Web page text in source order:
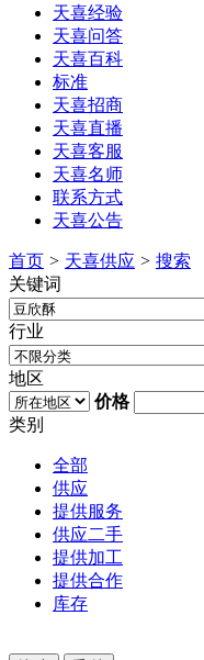
天喜经验
天喜问答
天喜百科
标准
天喜招商
天喜直播
天喜客服
天喜名师
联系方式
天喜公告
首页 > 天喜供应 > 搜索
关键词
行业
地区
价格
类别
全部
供应
提供服务
供应二手
提供加工
提供合作
库存